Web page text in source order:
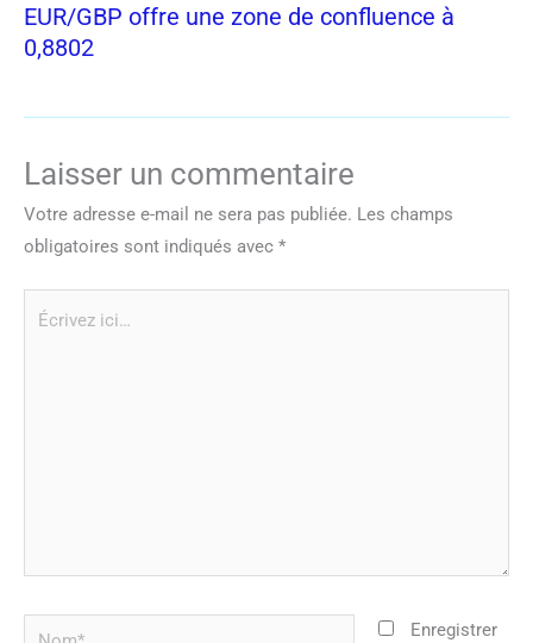
EUR/GBP offre une zone de confluence à
0,8802
Laisser un commentaire
Votre adresse e-mail ne sera pas publiée. Les champs
obligatoires sont indiqués avec *
Nom*
Enregistrer